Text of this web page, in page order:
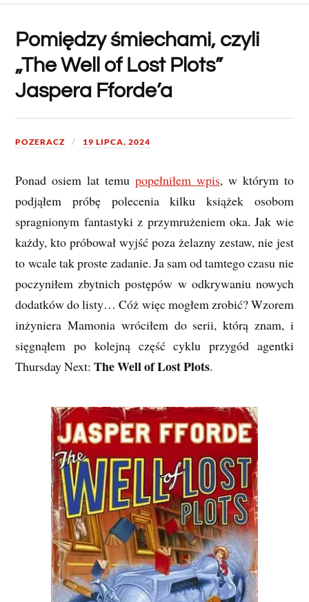
Pomiędzy śmiechami, czyli
„The Well of Lost Plots”
Jaspera Fforde’a
POZERACZ 19 LIPCA, 2024
Ponad osiem lat temu popełniłem wpis, w którym to
podjąłem próbę polecenia kilku książek osobom
spragnionym fantastyki z przymrużeniem oka. Jak wie
każdy, kto próbował wyjść poza żelazny zestaw, nie jest
to wcale tak proste zadanie. Ja sam od tamtego czasu nie
poczyniłem zbytnich postępów w odkrywaniu nowych
dodatków do listy… Cóż więc mogłem zrobić? Wzorem
inżyniera Mamonia wróciłem do serii, którą znam, i
sięgnąłem po kolejną część cyklu przygód agentki
Thursday Next:The Well of Lost Plots.